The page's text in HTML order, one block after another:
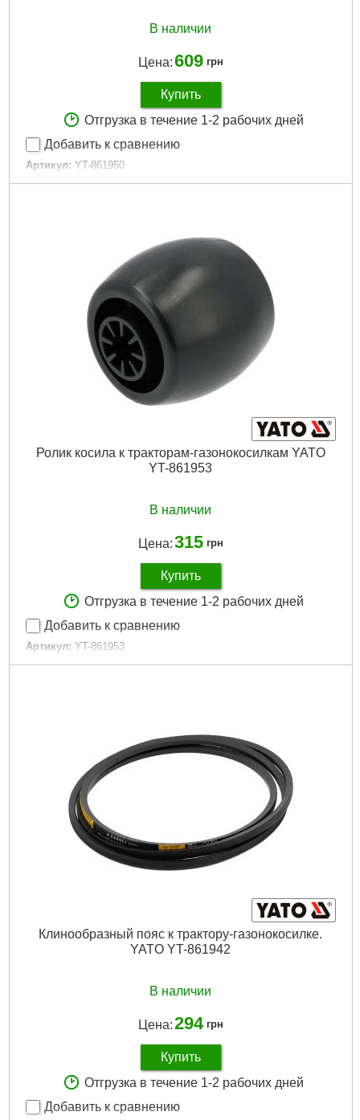
В наличии
Цена:609 грн
Купить
Отгрузка в течение 1-2 рабочих дней
Добавить к сравнению
Артикул: YT-861950
Код товара: 30.86.54
Ролик косила к тракторам-газонокосилкам YATO
YT-861953
В наличии
Цена:315 грн
Купить
Отгрузка в течение 1-2 рабочих дней
Добавить к сравнению
Артикул: YT-861953
Код товара: 30.86.56
Клинообразный пояс к трактору-газонокосилке.
YATO YT-861942
В наличии
Цена:294 грн
Купить
Отгрузка в течение 1-2 рабочих дней
Добавить к сравнению